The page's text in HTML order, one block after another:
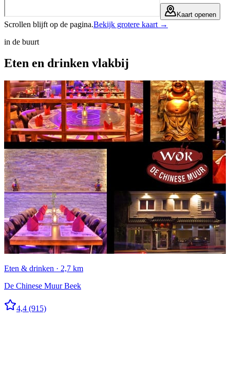
Kaart openen
Scrollen blijft op de pagina.Bekijk grotere kaart →
in de buurt
Eten en drinken vlakbij
Eten & drinken · 2,7 km
De Chinese Muur Beek
4,4 (915)